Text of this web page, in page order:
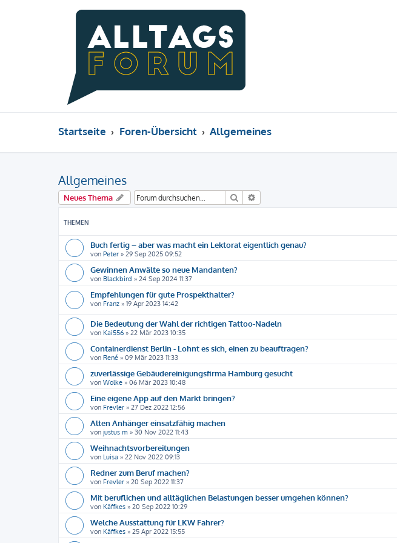
Startseite Foren-Übersicht Allgemeines
Allgemeines
Neues Thema Suche
THEMEN
Buch fertig – aber was macht ein Lektorat eigentlich genau?
von Peter » 29 Sep 2025 09:52
Gewinnen Anwälte so neue Mandanten?
von Blackbird » 24 Sep 2024 11:37
Empfehlungen für gute Prospekthalter?
von Franz » 19 Apr 2023 14:42
Die Bedeutung der Wahl der richtigen Tattoo-Nadeln
von Kai556 » 22 Mär 2023 10:35
Containerdienst Berlin - Lohnt es sich, einen zu beauftragen?
von René » 09 Mär 2023 11:33
zuverlässige Gebäudereinigungsfirma Hamburg gesucht
von Wolke » 06 Mär 2023 10:48
Eine eigene App auf den Markt bringen?
von Frevler » 27 Dez 2022 12:56
Alten Anhänger einsatzfähig machen
von justus m » 30 Nov 2022 11:43
Weihnachtsvorbereitungen
von Luisa » 22 Nov 2022 09:13
Redner zum Beruf machen?
von Frevler » 20 Sep 2022 11:37
Mit beruflichen und alltäglichen Belastungen besser umgehen können?
von Käffkes » 20 Sep 2022 10:29
Welche Ausstattung für LKW Fahrer?
von Käffkes » 25 Apr 2022 15:55